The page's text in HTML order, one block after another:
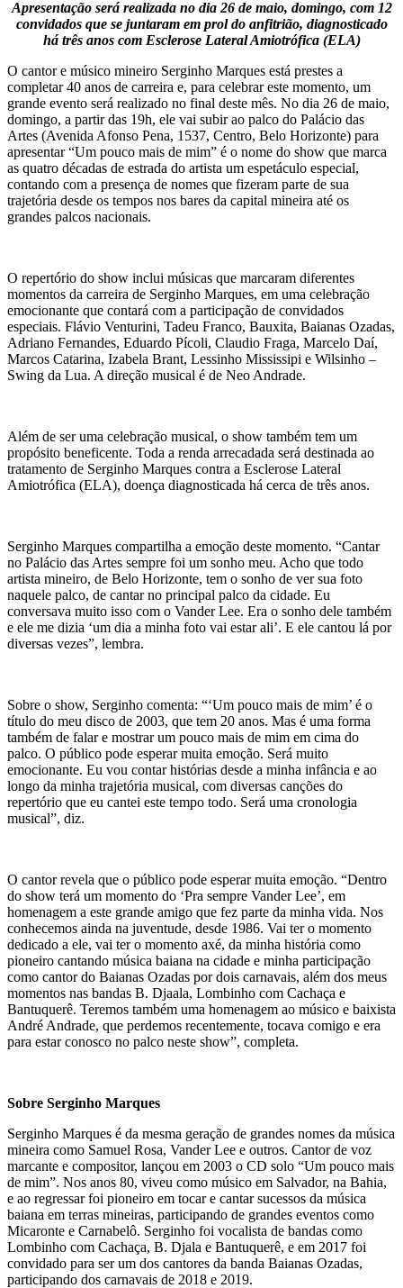
Apresentação será realizada no dia 26 de maio, domingo, com 12
convidados que se juntaram em prol do anfitrião, diagnosticado
há três anos com Esclerose Lateral Amiotrófica (ELA)
O cantor e músico mineiro Serginho Marques está prestes a
completar 40 anos de carreira e, para celebrar este momento, um
grande evento será realizado no final deste mês. No dia 26 de maio,
domingo, a partir das 19h, ele vai subir ao palco do Palácio das
Artes (Avenida Afonso Pena, 1537, Centro, Belo Horizonte) para
apresentar “Um pouco mais de mim” é o nome do show que marca
as quatro décadas de estrada do artista um espetáculo especial,
contando com a presença de nomes que fizeram parte de sua
trajetória desde os tempos nos bares da capital mineira até os
grandes palcos nacionais.
O repertório do show inclui músicas que marcaram diferentes
momentos da carreira de Serginho Marques, em uma celebração
emocionante que contará com a participação de convidados
especiais. Flávio Venturini, Tadeu Franco, Bauxita, Baianas Ozadas,
Adriano Fernandes, Eduardo Pícoli, Claudio Fraga, Marcelo Daí,
Marcos Catarina, Izabela Brant, Lessinho Mississipi e Wilsinho –
Swing da Lua. A direção musical é de Neo Andrade.
Além de ser uma celebração musical, o show também tem um
propósito beneficente. Toda a renda arrecadada será destinada ao
tratamento de Serginho Marques contra a Esclerose Lateral
Amiotrófica (ELA), doença diagnosticada há cerca de três anos.
Serginho Marques compartilha a emoção deste momento. “Cantar
no Palácio das Artes sempre foi um sonho meu. Acho que todo
artista mineiro, de Belo Horizonte, tem o sonho de ver sua foto
naquele palco, de cantar no principal palco da cidade. Eu
conversava muito isso com o Vander Lee. Era o sonho dele também
e ele me dizia ‘um dia a minha foto vai estar ali’. E ele cantou lá por
diversas vezes”, lembra.
Sobre o show, Serginho comenta: “‘Um pouco mais de mim’ é o
título do meu disco de 2003, que tem 20 anos. Mas é uma forma
também de falar e mostrar um pouco mais de mim em cima do
palco. O público pode esperar muita emoção. Será muito
emocionante. Eu vou contar histórias desde a minha infância e ao
longo da minha trajetória musical, com diversas canções do
repertório que eu cantei este tempo todo. Será uma cronologia
musical”, diz.
O cantor revela que o público pode esperar muita emoção. “Dentro
do show terá um momento do ‘Pra sempre Vander Lee’, em
homenagem a este grande amigo que fez parte da minha vida. Nos
conhecemos ainda na juventude, desde 1986. Vai ter o momento
dedicado a ele, vai ter o momento axé, da minha história como
pioneiro cantando música baiana na cidade e minha participação
como cantor do Baianas Ozadas por dois carnavais, além dos meus
momentos nas bandas B. Djaala, Lombinho com Cachaça e
Bantuquerê. Teremos também uma homenagem ao músico e baixista
André Andrade, que perdemos recentemente, tocava comigo e era
para estar conosco no palco neste show”, completa.
Sobre Serginho Marques
Serginho Marques é da mesma geração de grandes nomes da música
mineira como Samuel Rosa, Vander Lee e outros. Cantor de voz
marcante e compositor, lançou em 2003 o CD solo “Um pouco mais
de mim”. Nos anos 80, viveu como músico em Salvador, na Bahia,
e ao regressar foi pioneiro em tocar e cantar sucessos da música
baiana em terras mineiras, participando de grandes eventos como
Micaronte e Carnabelô. Serginho foi vocalista de bandas como
Lombinho com Cachaça, B. Djala e Bantuquerê, e em 2017 foi
convidado para ser um dos cantores da banda Baianas Ozadas,
participando dos carnavais de 2018 e 2019.